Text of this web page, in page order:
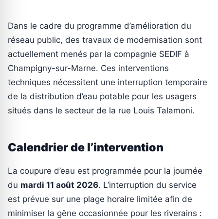
Dans le cadre du programme d’amélioration du
réseau public, des travaux de modernisation sont
actuellement menés par la compagnie SEDIF à
Champigny-sur-Marne. Ces interventions
techniques nécessitent une interruption temporaire
de la distribution d’eau potable pour les usagers
situés dans le secteur de la rue Louis Talamoni.
Calendrier de l’intervention
La coupure d’eau est programmée pour la journée
du mardi 11 août 2026. L’interruption du service
est prévue sur une plage horaire limitée afin de
minimiser la gêne occasionnée pour les riverains :